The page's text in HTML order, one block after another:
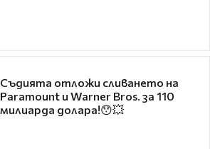
Съдията отложи сливането на
Paramount и Warner Bros. за 110
милиарда долара!😯💥